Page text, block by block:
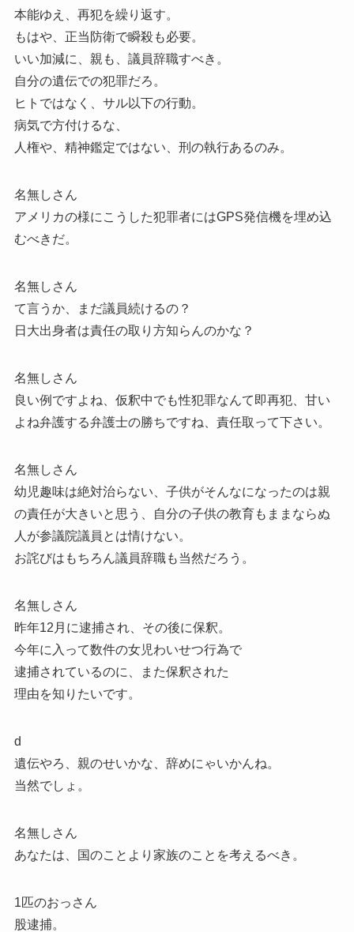
本能ゆえ、再犯を繰り返す。
もはや、正当防衛で瞬殺も必要。
いい加減に、親も、議員辞職すべき。
自分の遺伝での犯罪だろ。
ヒトではなく、サル以下の行動。
病気で方付けるな、
人権や、精神鑑定ではない、刑の執行あるのみ。
名無しさん
アメリカの様にこうした犯罪者にはGPS発信機を埋め込
むべきだ。
名無しさん
て言うか、まだ議員続けるの？
日大出身者は責任の取り方知らんのかな？
名無しさん
良い例ですよね、仮釈中でも性犯罪なんて即再犯、甘い
よね弁護する弁護士の勝ちですね、責任取って下さい。
名無しさん
幼児趣味は絶対治らない、子供がそんなになったのは親
の責任が大きいと思う、自分の子供の教育もままならぬ
人が参議院議員とは情けない。
お詫びはもちろん議員辞職も当然だろう。
名無しさん
昨年12月に逮捕され、その後に保釈。
今年に入って数件の女児わいせつ行為で
逮捕されているのに、また保釈された
理由を知りたいです。
d
遺伝やろ、親のせいかな、辞めにゃいかんね。
当然でしょ。
名無しさん
あなたは、国のことより家族のことを考えるべき。
1匹のおっさん
股逮捕。